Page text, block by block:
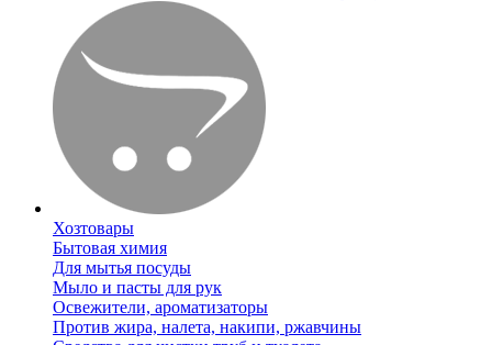
Хозтовары
Бытовая химия
Для мытья посуды
Мыло и пасты для рук
Освежители, ароматизаторы
Против жира, налета, накипи, ржавчины